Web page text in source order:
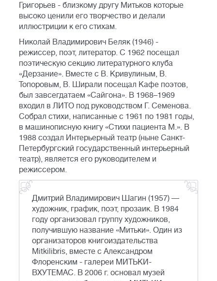
Григорьев - близкому другу Митьков которые
высоко ценили его творчество и делали
иллюстриции к его стихам.
Николай Владимирович Беляк (1946) -
режиссер, поэт, литератор. С 1962 посещал
поэтическую секцию литературного клуба
«Дерзание». Вместе с В. Кривулиным, В.
Топоровым, В. Ширали посещал Кафе поэтов,
был завсегдатаем «Сайгона». В 1968–1969
входил в ЛИТО под руководством Г. Семенова.
Собрал стихи, написанные с 1961 по 1981 годы,
в машинописную книгу «Стихи пациента М.». В
1988 создал Интерьерный театр (ныне Санкт-
Петербургский государственный интерьерный
театр), является его руководителем и
режиссером.
Дмитрий Владимирович Шагин (1957) —
художник, график, поэт, прозаик. В 1984
году организовал группу художников,
получившую название «Митьки». Один из
организаторов книгоиздательства
Mitkilibris, вместе с Александром
Флоренским - галереи МИТЬКИ-
ВХУТЕМАС. В 2006 г. основал музей